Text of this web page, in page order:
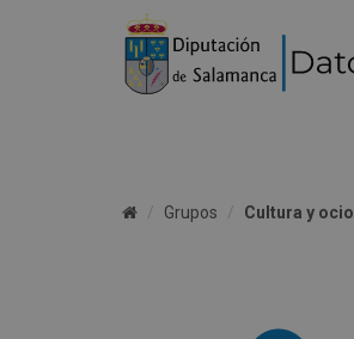
Grupos Cultura y ocio